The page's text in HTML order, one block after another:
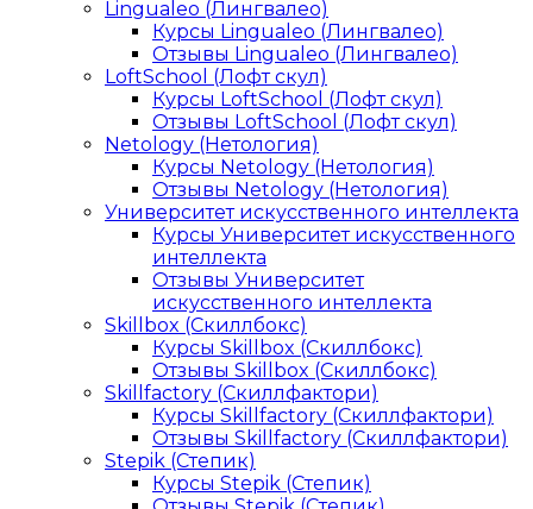
Lingualeo (Лингвалео)
Курсы Lingualeo (Лингвалео)
Отзывы Lingualeo (Лингвалео)
LoftSchool (Лофт скул)
Курсы LoftSchool (Лофт скул)
Отзывы LoftSchool (Лофт скул)
Netology (Нетология)
Курсы Netology (Нетология)
Отзывы Netology (Нетология)
Университет искусственного интеллекта
Курсы Университет искусственного
интеллекта
Отзывы Университет
искусственного интеллекта
Skillbox (Скиллбокс)
Курсы Skillbox (Скиллбокс)
Отзывы Skillbox (Скиллбокс)
Skillfactory (Скиллфактори)
Курсы Skillfactory (Скиллфактори)
Отзывы Skillfactory (Скиллфактори)
Stepik (Степик)
Курсы Stepik (Степик)